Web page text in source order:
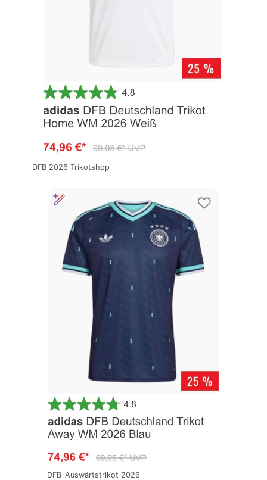
DFB 2026 Trikotshop
DFB-Auswärtstrikot 2026